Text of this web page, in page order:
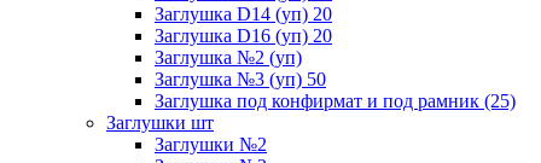
Заглушка D14 (уп) 20
Заглушка D16 (уп) 20
Заглушка №2 (уп)
Заглушка №3 (уп) 50
Заглушка под конфирмат и под рамник (25)
Заглушки шт
Заглушки №2